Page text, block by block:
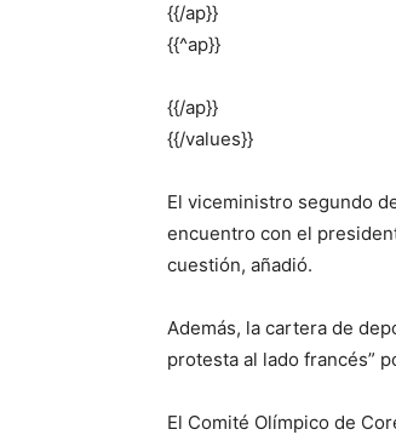
{{/ap}}
{{^ap}}
{{/ap}}
{{/values}}
El viceministro segundo
encuentro con el
cuestión, añadió.
Además, la cartera de
protesta al lado francés”
El Comité Olímpico de